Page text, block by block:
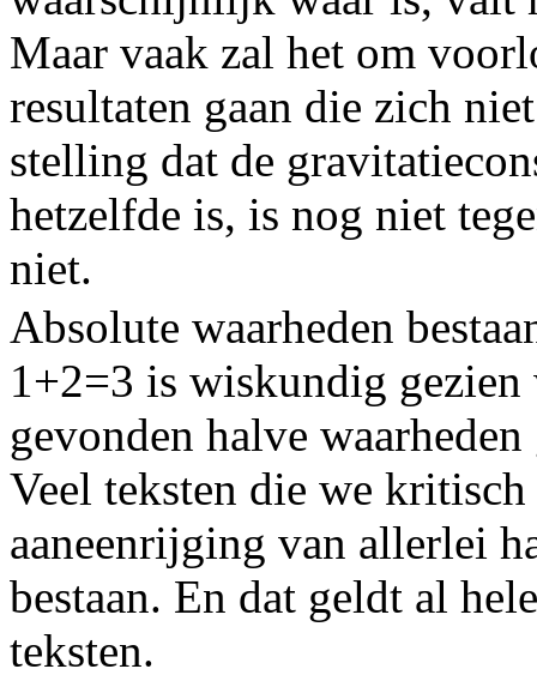
Maar vaak zal het om
resultaten gaan die zich
stelling dat de
hetzelfde is, is nog niet
niet.
Absolute waarheden
1+2=3 is wiskundig
gevonden halve
Veel teksten die we
aaneenrijging van allerlei
bestaan. En dat geldt al
teksten.